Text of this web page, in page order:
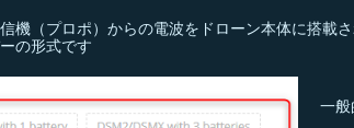
機（プロポ）からの電波をドローン本体に搭載
の形式です
一般